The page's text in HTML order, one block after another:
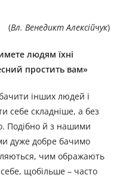
(Вл. Венедикт Алексійчук)
людям їхні
простить вам»
інших людей і
себе складніше, а без
Подібно й з нашими
дуже добре бачимо
чим ображають
щобільше – часто